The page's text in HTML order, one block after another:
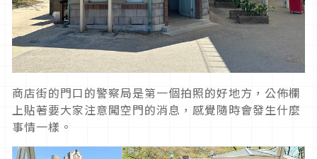
商店街的門口的警察局是第一個拍照的好地方，公佈欄
上貼著要大家注意闖空門的消息，感覺隨時會發生什麼
事情一樣。